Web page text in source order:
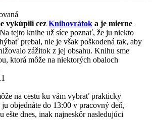
vykúpili cez Knihovrátok a je mierne
Na tejto knihe už síce poznať, že ju niekto
prebal, nie je však poškodená tak, aby
zážitok z jej obsahu. Knihu sme
ktorá môže na niektorých obaloch
na cestu ku vám vybrať prakticky
objednáte do 13:00 v pracovný deň,
ešte dnes, inak najneskôr nasledujúci